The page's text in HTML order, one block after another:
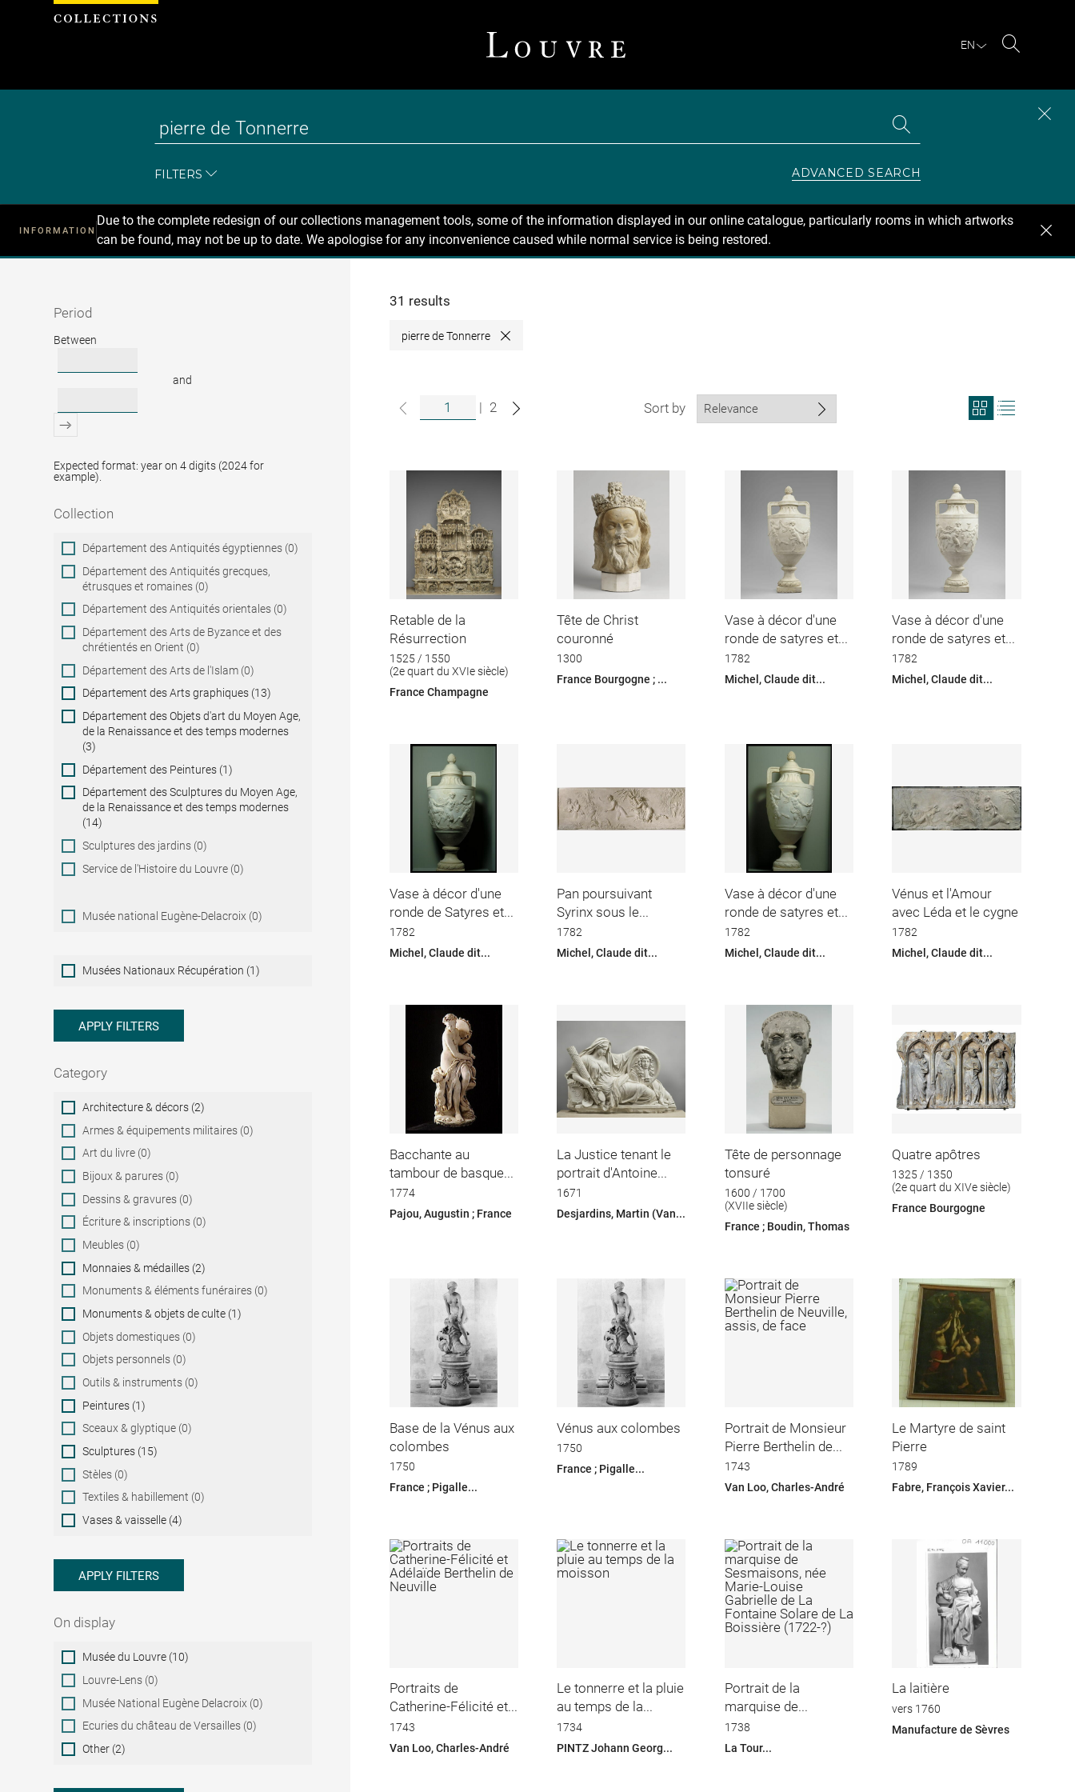
EN
FILTERS ADVANCED SEARCH
INFORMATION
Due to the complete redesign of our collections management tools, some of the information displayed in our online catalogue, particularly rooms in which artworks
can be found, may not be up to date. We apologise for any inconvenience caused while normal service is being restored.
Recherche
Period
Period
Between
and
Expected format: year on 4 digits (2024 for
example).
Collection
Collection
Département des Antiquités égyptiennes (0)
Département des Antiquités grecques,
étrusques et romaines (0)
Département des Antiquités orientales (0)
Département des Arts de Byzance et des
chrétientés en Orient (0)
Département des Arts de l'Islam (0)
Département des Arts graphiques (13)
Département des Objets d'art du Moyen Age,
de la Renaissance et des temps modernes
(3)
Département des Peintures (1)
Département des Sculptures du Moyen Age,
de la Renaissance et des temps modernes
(14)
Sculptures des jardins (0)
Service de l'Histoire du Louvre (0)
Musée national Eugène-Delacroix (0)
Musées
Nationaux
Musées Nationaux Récupération (1)
APPLY FILTERS
Category
Category
Architecture & décors (2)
Armes & équipements militaires (0)
Art du livre (0)
Bijoux & parures (0)
Dessins & gravures (0)
Écriture & inscriptions (0)
Meubles (0)
Monnaies & médailles (2)
Monuments & éléments funéraires (0)
Monuments & objets de culte (1)
Objets domestiques (0)
Objets personnels (0)
Outils & instruments (0)
Peintures (1)
Sceaux & glyptique (0)
Sculptures (15)
Stèles (0)
Textiles & habillement (0)
Vases & vaisselle (4)
APPLY FILTERS
On display
On
display
Musée du Louvre (10)
Louvre-Lens (0)
Musée National Eugène Delacroix (0)
Ecuries du château de Versailles (0)
Other (2)
31 results
pierre de Tonnerre Close
| 2 Sort by
View
search
format
Retable de la
Résurrection
1525 / 1550
(2e quart du XVIe siècle)
France Champagne
Tête de Christ
couronné
1300
France Bourgogne ; ...
Vase à décor d'une
ronde de satyres et...
1782
Michel, Claude dit...
Vase à décor d'une
ronde de satyres et...
1782
Michel, Claude dit...
Vase à décor d'une
ronde de Satyres et...
1782
Michel, Claude dit...
Pan poursuivant
Syrinx sous le...
1782
Michel, Claude dit...
Vase à décor d'une
ronde de satyres et...
1782
Michel, Claude dit...
Vénus et l'Amour
avec Léda et le cygne
1782
Michel, Claude dit...
Bacchante au
tambour de basque...
1774
Pajou, Augustin ; France
La Justice tenant le
portrait d'Antoine...
1671
Desjardins, Martin (Van...
Tête de personnage
tonsuré
1600 / 1700
(XVIIe siècle)
France ; Boudin, Thomas
Quatre apôtres
1325 / 1350
(2e quart du XIVe siècle)
France Bourgogne
Base de la Vénus aux
colombes
1750
France ; Pigalle...
Vénus aux colombes
1750
France ; Pigalle...
Portrait de Monsieur
Pierre Berthelin de...
1743
Van Loo, Charles-André
Le Martyre de saint
Pierre
1789
Fabre, François Xavier...
Portraits de
Catherine-Félicité et...
1743
Van Loo, Charles-André
Le tonnerre et la pluie
au temps de la...
1734
PINTZ Johann Georg...
Portrait de la
marquise de...
1738
La Tour...
La laitière
vers 1760
Manufacture de Sèvres
Cookies management panel